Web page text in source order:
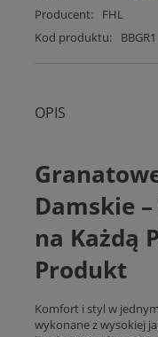
Producent:
FHL
Kod produktu:
BBGR1
OPIS
Damskie
na Każdą
Produkt
Komfort i styl w
wykonane z wysokiej